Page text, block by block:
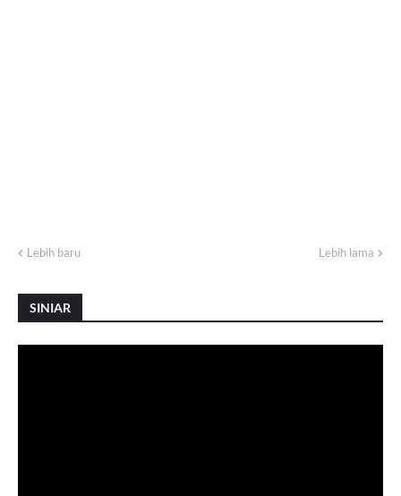
Lebih baru Lebih lama
SINIAR